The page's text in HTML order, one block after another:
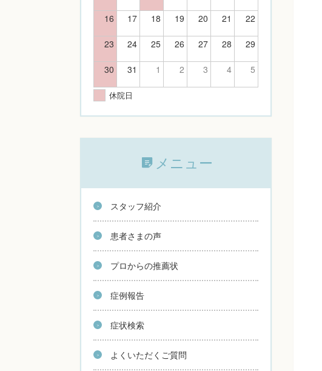
16 17 18 19 20 21 22
23 24 25 26 27 28 29
30 31 1 2 3 4 5
休院日
メニュー
スタッフ紹介
患者さまの声
プロからの推薦状
症例報告
症状検索
よくいただくご質問